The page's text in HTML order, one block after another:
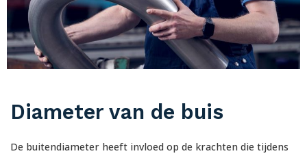
Diameter van de buis
De buitendiameter heeft invloed op de krachten die tijdens